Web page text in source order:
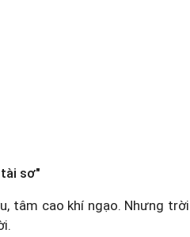
tài sơ"
tâm cao khí ngạo. Nhưng trời